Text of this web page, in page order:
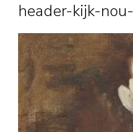
header-kijk-